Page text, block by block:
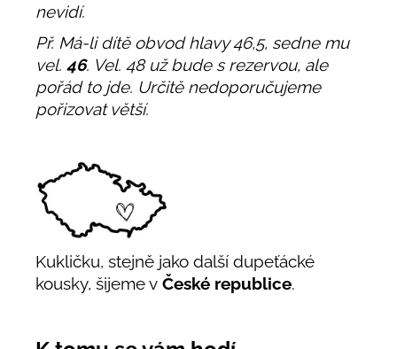
nevidí.
Př. Má-li dítě obvod hlavy 46,5, sedne mu
vel. 46. Vel. 48 už bude s rezervou, ale
pořád to jde. Určitě nedoporučujeme
pořizovat větší.
Kukličku, stejně jako další dupeťácké
kousky, šijeme v České republice.